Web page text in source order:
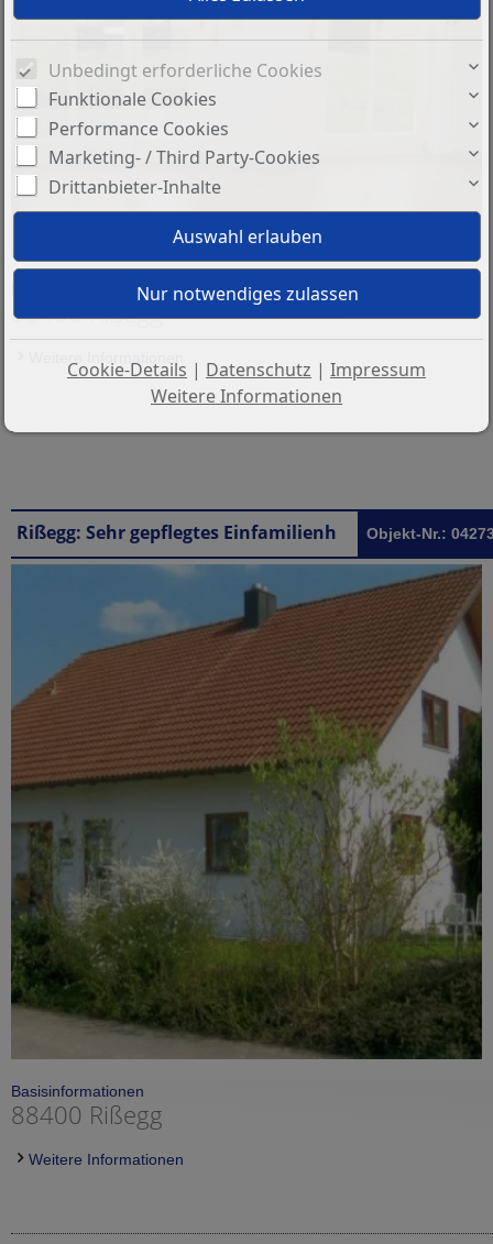
Basisinformationen
88400 Rißegg
Objekt-Nr.:
Basisinformationen
88400 Rißegg
Weitere Informationen
Unbedingt erforderliche Cookies
Funktionale Cookies
Performance Cookies
Marketing- / Third Party-Cookies
Drittanbieter-Inhalte
Cookie-Details | Datenschutz | Impressum
Weitere Informationen